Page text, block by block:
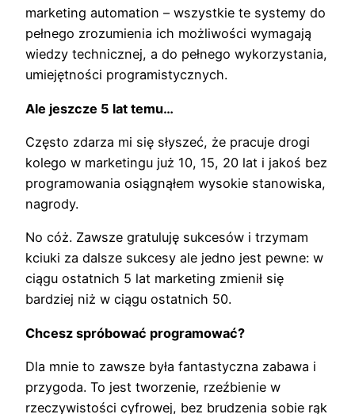
marketing automation – wszystkie te systemy do
pełnego zrozumienia ich możliwości wymagają
wiedzy technicznej, a do pełnego wykorzystania,
umiejętności programistycznych.
Ale jeszcze 5 lat temu…
Często zdarza mi się słyszeć, że pracuje drogi
kolego w marketingu już 10, 15, 20 lat i jakoś bez
programowania osiągnąłem wysokie stanowiska,
nagrody.
No cóż. Zawsze gratuluję sukcesów i trzymam
kciuki za dalsze sukcesy ale jedno jest pewne: w
ciągu ostatnich 5 lat marketing zmienił się
bardziej niż w ciągu ostatnich 50.
Chcesz spróbować programować?
Dla mnie to zawsze była fantastyczna zabawa i
przygoda. To jest tworzenie, rzeźbienie w
rzeczywistości cyfrowej, bez brudzenia sobie rąk